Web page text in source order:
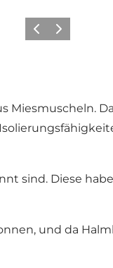
ZurückWeiter
sind. Diese
und da